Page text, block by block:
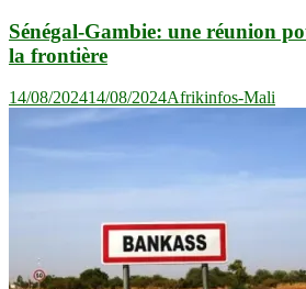
Sénégal-Gambie: une réunion
la frontière
14/08/202414/08/2024Afrikinfos-Mali